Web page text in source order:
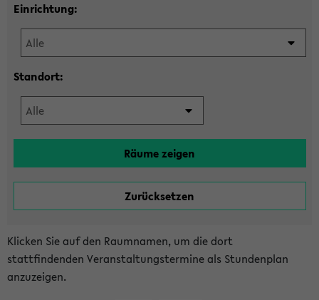
Einrichtung:
Standort:
Klicken Sie auf den Raumnamen, um die dort
stattfindenden Veranstaltungstermine als Stundenplan
anzuzeigen.